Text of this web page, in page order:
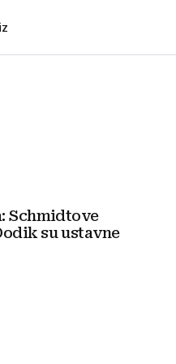
Schmidtove
su ustavne